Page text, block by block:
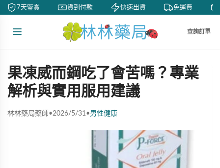
7天鑒賞 貨到付款 快速出貨 免運費
查詢訂單
果凍威而鋼吃了會苦嗎？專業
解析與實用服用建議
林林藥局藥師•2026/5/31•男性健康